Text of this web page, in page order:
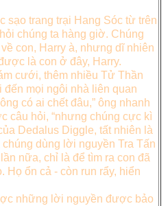
sạo trang trại Hang Sóc từ trên
chúng ta hàng giờ. Chúng
con, Harry à, nhưng dĩ nhiên
là con ở đây, Harry.
cưới, thêm nhiều Tử Thần
mọi ngôi nhà liên quan
có ai chết đâu,” ông nhanh
câu hỏi, “nhưng chúng cực kì
Dedalus Diggle, tất nhiên là
dùng lời nguyền Tra Tấn
nữa, chỉ là để tìm ra con đã
Họ ổn cả - còn run rẩy, hiển
những lời nguyền được bảo